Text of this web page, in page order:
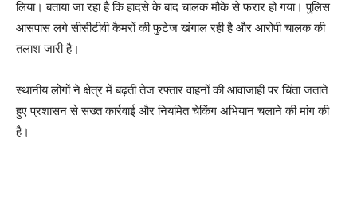
लिया। बताया जा रहा है कि हादसे के बाद चालक मौके से फरार हो गया। पुलिस
आसपास लगे सीसीटीवी कैमरों की फुटेज खंगाल रही है और आरोपी चालक की
तलाश जारी है।
स्थानीय लोगों ने क्षेत्र में बढ़ती तेज रफ्तार वाहनों की आवाजाही पर चिंता जताते
हुए प्रशासन से सख्त कार्रवाई और नियमित चेकिंग अभियान चलाने की मांग की
है।